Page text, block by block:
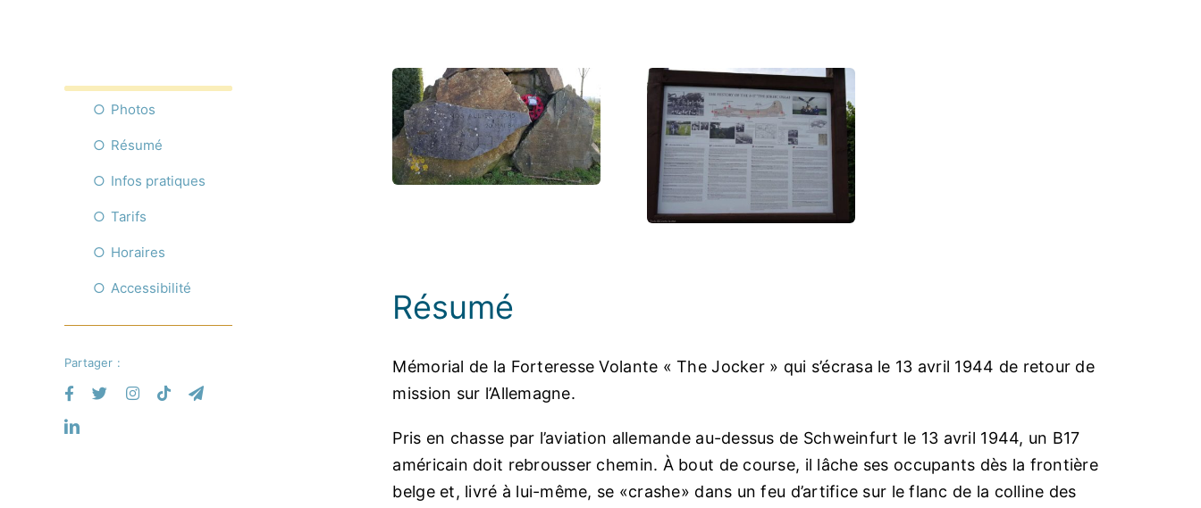
Photos
Résumé
Infos pratiques
Tarifs
Horaires
Accessibilité
Partager :
Résumé
Mémorial de la Forteresse Volante « The Jocker » qui s’écrasa le 13 avril 1944 de retour de
mission sur l’Allemagne.
Pris en chasse par l’aviation allemande au-dessus de Schweinfurt le 13 avril 1944, un B17
américain doit rebrousser chemin. À bout de course, il lâche ses occupants dès la frontière
belge et, livré à lui-même, se «crashe» dans un feu d’artifice sur le flanc de la colline des